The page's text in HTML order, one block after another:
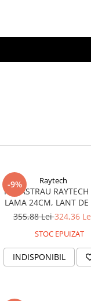
-9% Raytech
FIERASTRAU RAYTECH
LAMA 24CM, LANT DE
2500RPM, 2
355,88 Lei324,36
STOC EPUIZAT
INDISPONIBIL